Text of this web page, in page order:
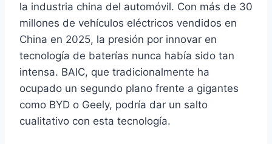
la industria china del automóvil. Con más de 30
millones de vehículos eléctricos vendidos en
China en 2025, la presión por innovar en
tecnología de baterías nunca había sido tan
intensa. BAIC, que tradicionalmente ha
ocupado un segundo plano frente a gigantes
como BYD o Geely, podría dar un salto
cualitativo con esta tecnología.